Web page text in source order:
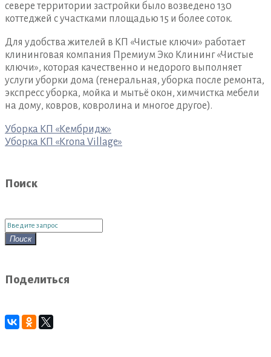
севере территории застройки было возведено 130
коттеджей с участками площадью 15 и более соток.
Для удобства жителей в КП «Чистые ключи» работает
клининговая компания Премиум Эко Клининг «Чистые
ключи», которая качественно и недорого выполняет
услуги уборки дома (генеральная, уборка после ремонта,
экспресс уборка, мойка и мытьё окон, химчистка мебели
на дому, ковров, ковролина и многое другое).
Навигация
по
Уборка КП «Кембридж»
Уборка КП «Krona Village»
Поиск
Поиск
для:
Поиск
Поделиться